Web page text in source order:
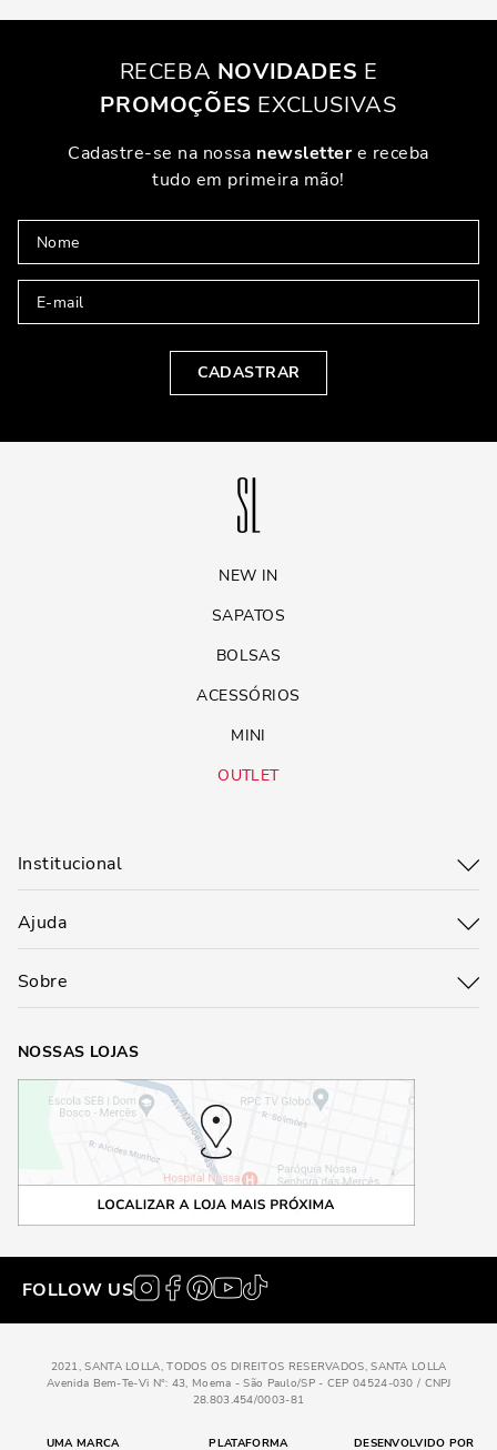
RECEBA NOVIDADES E
PROMOÇÕES EXCLUSIVAS
Cadastre-se na nossa newslettere receba
tudo em primeira mão!
CADASTRAR
NEW IN
SAPATOS
BOLSAS
ACESSÓRIOS
MINI
OUTLET
Institucional
Ajuda
Sobre
NOSSAS LOJAS
FOLLOW US
2021, SANTA LOLLA, TODOS OS DIREITOS RESERVADOS, SANTA LOLLA
Avenida Bem-Te-Vi N°: 43, Moema - São Paulo/SP - CEP 04524-030 / CNPJ
28.803.454/0003-81
UMA MARCA PLATAFORMA DESENVOLVIDO POR